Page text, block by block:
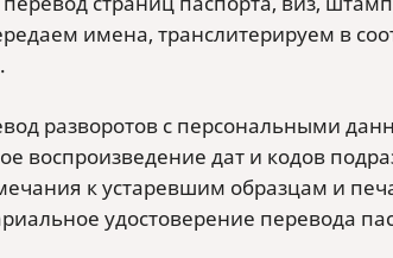
имена, транслитерируем в
разворотов с персональными
воспроизведение дат и кодов
к устаревшим образцам и
удостоверение перевода